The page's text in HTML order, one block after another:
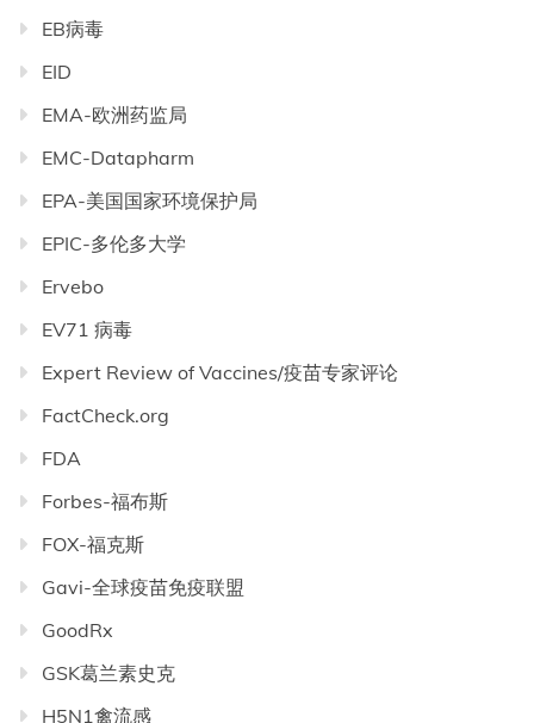
EB病毒
EID
EMA-欧洲药监局
EMC-Datapharm
EPA-美国国家环境保护局
EPIC-多伦多大学
Ervebo
EV71 病毒
Expert Review of Vaccines/疫苗专家评论
FactCheck.org
FDA
Forbes-福布斯
FOX-福克斯
Gavi-全球疫苗免疫联盟
GoodRx
GSK葛兰素史克
H5N1禽流感